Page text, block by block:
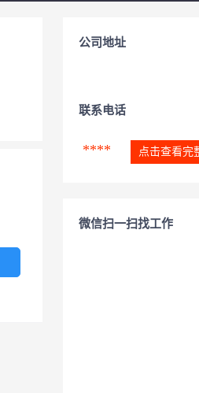
公司地址
联系电话
**** 点击查看完
微信扫一扫找工作